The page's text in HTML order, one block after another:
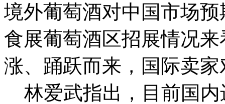
境外葡萄酒对中国市场
食展葡萄酒区招展情况
涨、踊跃而来，国际卖
林爱武指出，目前国内